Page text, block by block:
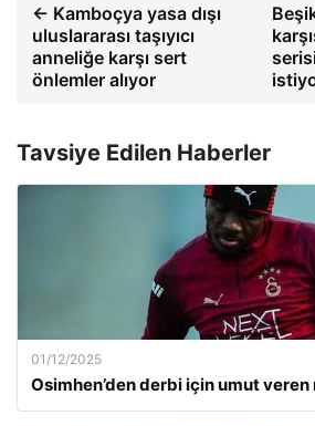
← Kamboçya yasa dışı
uluslararası taşıyıcı
anneliğe karşı sert
önlemler alıyor
Tavsiye Edilen Haberler
01/12/2025
Osimhen’den derbi için umut veren